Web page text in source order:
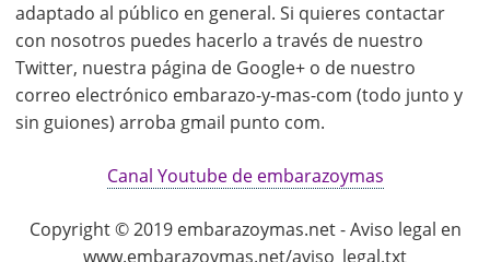
adaptado al público en general. Si quieres contactar
con nosotros puedes hacerlo a través de nuestro
Twitter, nuestra página de Google+ o de nuestro
correo electrónico embarazo-y-mas-com (todo junto y
sin guiones) arroba gmail punto com.
Canal Youtube de embarazoymas
Copyright © 2019 embarazoymas.net - Aviso legal en
www.embarazoymas.net/aviso_legal.txt